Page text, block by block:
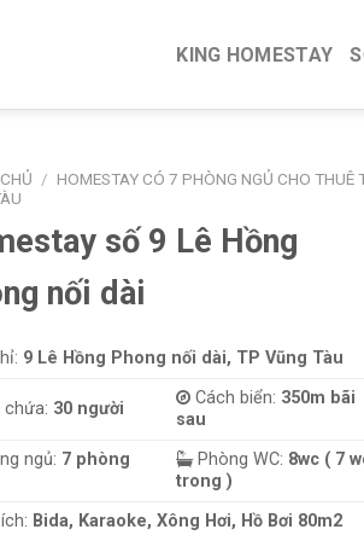
KING HOMESTAY
/ HOMESTAY CÓ 7 PHÒNG NGỦ CHO THUÊ
số 9 Lê Hồng
nối dài
9 Lê Hồng Phong nối dài, TP Vũng Tàu
chứa: 30 người
Cách biển: 350m bãi
sau
ngủ: 7 phòng
Phòng WC: 8wc ( 7
trong )
Bida, Karaoke, Xông Hơi, Hồ Bơi 80m2